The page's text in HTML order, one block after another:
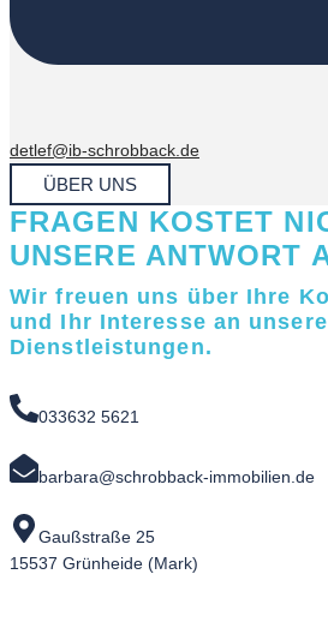
detlef@ib-schrobback.de
ÜBER UNS
FRAGEN KOSTET
UNSERE ANTWORT
Wir freuen uns über Ihre
und Ihr Interesse an
Dienstleistungen.
033632 5621
barbara@schrobback-immobilien.de
Gaußstraße 25
15537 Grünheide (Mark)